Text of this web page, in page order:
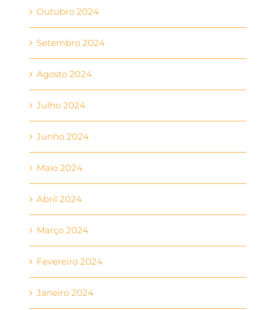
Outubro 2024
Setembro 2024
Agosto 2024
Julho 2024
Junho 2024
Maio 2024
Abril 2024
Março 2024
Fevereiro 2024
Janeiro 2024